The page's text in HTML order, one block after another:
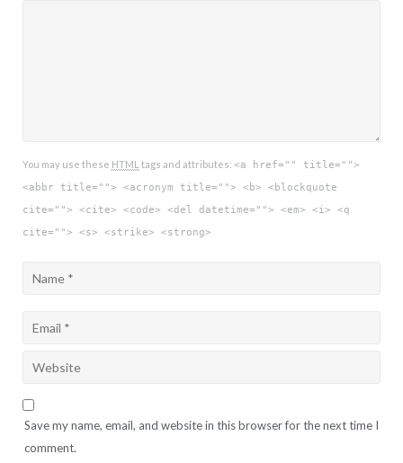
You may use these HTML tags and attributes: <a href="" title="">
<abbr title=""> <acronym title=""> <b> <blockquote
cite=""> <cite> <code> <del datetime=""> <em> <i> <q
cite=""> <s> <strike> <strong>
Save my name, email, and website in this browser for the next time I
comment.